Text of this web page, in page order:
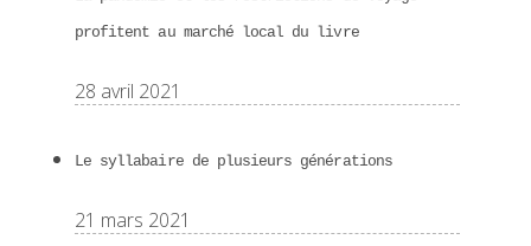
profitent au marché local du livre
28 avril 2021
Le syllabaire de plusieurs générations
21 mars 2021